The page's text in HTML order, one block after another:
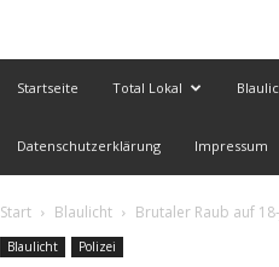
Startseite Total Lokal
Datenschutzerklärung Impressum
Start Blaulicht Brutaler Raub auf
Blaulicht Polizei